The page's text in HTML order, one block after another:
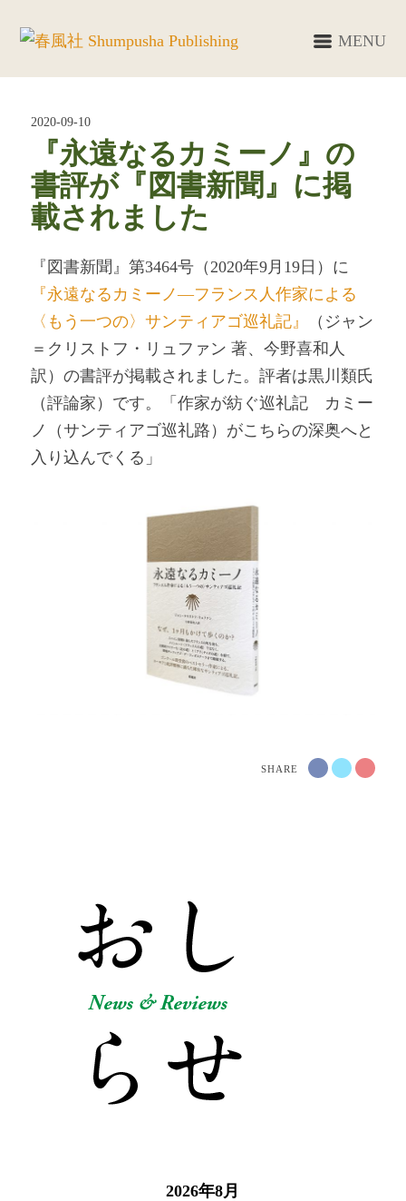
MENU
2020-09-10
『永遠なるカミーノ』の
書評が『図書新聞』に掲
載されました
『図書新聞』第3464号（2020年9月19日）に
『永遠なるカミーノ―フランス人作家による
〈もう一つの〉サンティアゴ巡礼記』
（ジャン
＝クリストフ・リュファン 著、今野喜和人
訳）の書評が掲載されました。評者は黒川類氏
（評論家）です。「作家が紡ぐ巡礼記 カミー
ノ（サンティアゴ巡礼路）がこちらの深奥へと
入り込んでくる」
SHARE
2026年8月